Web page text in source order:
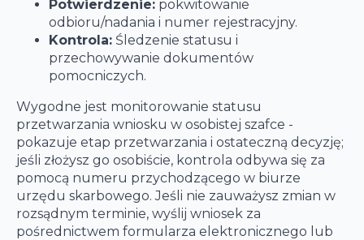
Potwierdzenie: pokwitowanie
odbioru/nadania i numer rejestracyjny.
Kontrola: Śledzenie statusu i
przechowywanie dokumentów
pomocniczych.
Wygodne jest monitorowanie statusu
przetwarzania wniosku w osobistej szafce -
pokazuje etap przetwarzania i ostateczną decyzję;
jeśli złożysz go osobiście, kontrola odbywa się za
pomocą numeru przychodzącego w biurze
urzędu skarbowego. Jeśli nie zauważysz zmian w
rozsądnym terminie, wyślij wniosek za
pośrednictwem formularza elektronicznego lub